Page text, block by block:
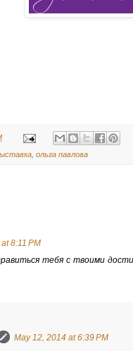
, ольга павлова
8:11 PM
тебя с твоими
May 12, 2014 at 6:39 PM